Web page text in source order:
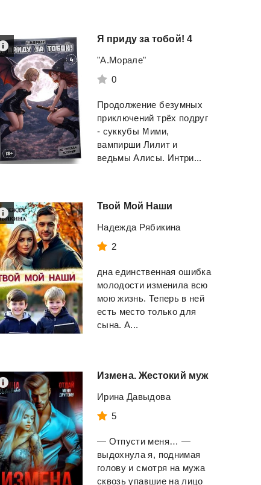
Фармацевт - 2
Санфиров Александр
Юрьевич
Смотреть
Вы призвали не
Аскарович
Я приду за тобой! 4
"А.Морале"
0
Продолжение безумных
приключений трёх подруг
- суккубы Мими,
вампирши Лилит и
ведьмы Алисы. Интри...
Твой Мой Наши
Надежда Рябикина
2
дна единственная ошибка
молодости изменила всю
мою жизнь. Теперь в ней
есть место только для
сына. А...
Измена. Жестокий муж
Ирина Давыдова
5
— Отпусти меня… —
выдохнула я, поднимая
голову и смотря на мужа
сквозь упавшие на лицо